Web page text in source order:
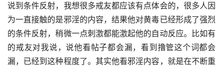
说到条件反射，我想很多戒友都应该有点体会的，很多人因
为一直接触的是邪淫的内容，结果他对黄毒已经形成了强烈
的条件反射，稍微一点刺激都能激起他的自动反应。比如有
的戒友对我说，说他看帖子都会漏，看到撸管这个词都会
漏，已经到这种程度了。其实他看邪淫内容，就是在不断重